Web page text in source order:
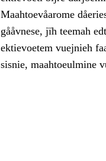
Maahtoevåarome
gååvnese, jïh teemah
ektievoetem vuejnieh
sisnie, maahtoeulmine